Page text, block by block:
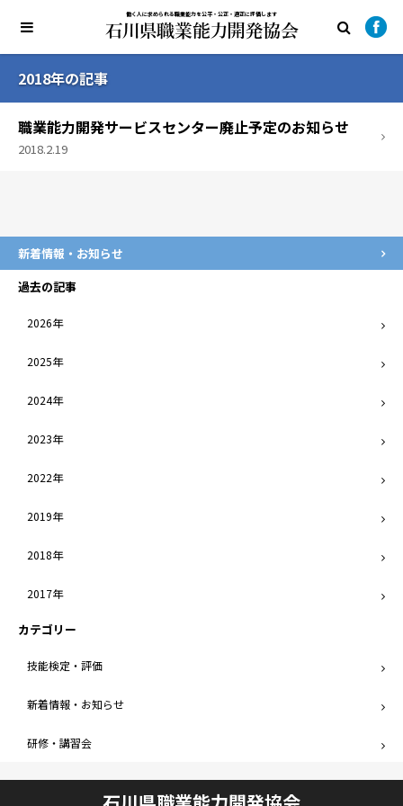
働く人に求められる職業能力を公平・公正・適正に評価します
2018年の記事
職業能力開発サービスセンター廃止予定のお知らせ
2018.2.19
新着情報・お知らせ
過去の記事
2026年
2025年
2024年
2023年
2022年
2019年
2018年
2017年
カテゴリー
技能検定・評価
新着情報・お知らせ
研修・講習会